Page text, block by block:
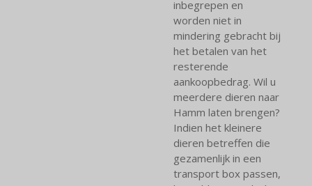
inbegrepen en
worden niet in
mindering gebracht bij
het betalen van het
resterende
aankoopbedrag. Wil u
meerdere dieren naar
Hamm laten brengen?
Indien het kleinere
dieren betreffen die
gezamenlijk in een
transport box passen,